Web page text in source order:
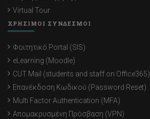
Virtual Tour
ΧΡΗΣΙΜΟΙ ΣΥΝΔΕΣΜΟΙ
Φοιτητικό Portal (SIS)
eLearning (Moodle)
CUT Mail (students and staff on Office365)
Επανέκδοση Κωδικού (Password Reset)
Multi Factor Authentication (MFA)
Απομακρυσμένη Πρόσβαση (VPN)